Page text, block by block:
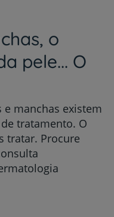
o
pele... O
manchas existem
tratamento. O
tratar. Procure